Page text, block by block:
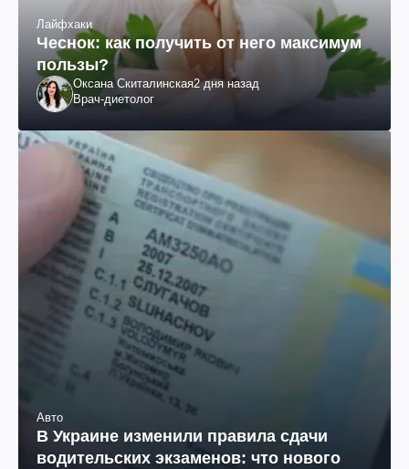
Лайфхаки
Чеснок: как получить от него максимум
пользы?
Оксана Скиталинская2 дня назад
Врач-диетолог
Авто
В Украине изменили правила сдачи
водительских экзаменов: что нового